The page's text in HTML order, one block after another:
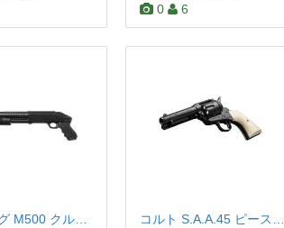
0
6
モスバーグ M500 クルーザー コルト S.A.A.45 ピースメーカー ブラック